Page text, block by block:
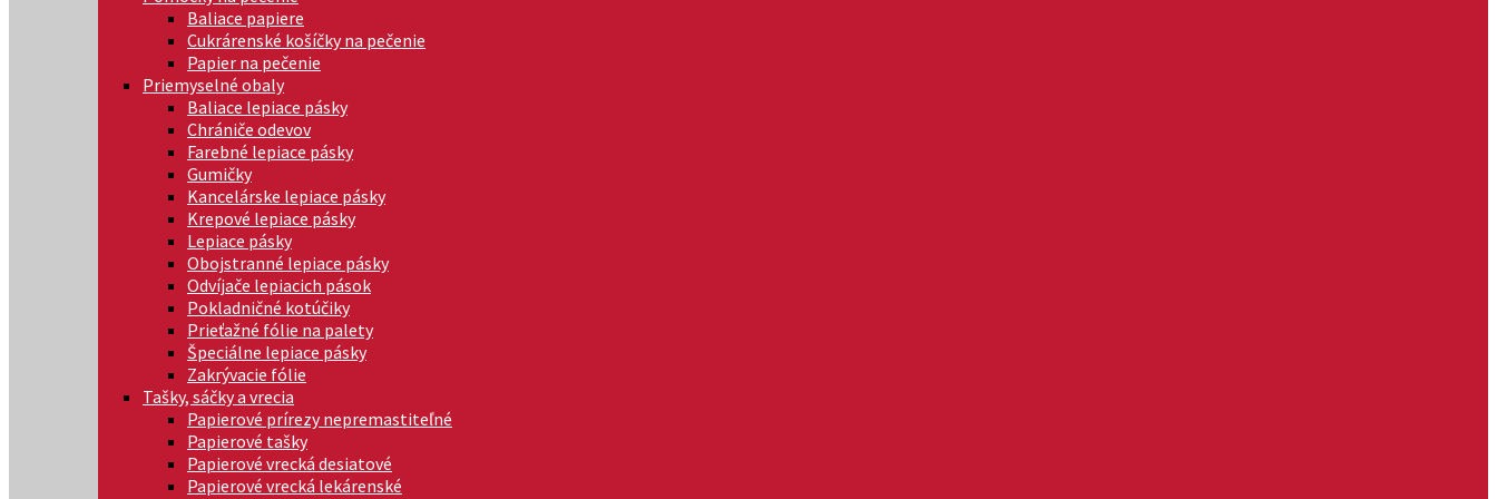
Baliace papiere
Cukrárenské košíčky na pečenie
Papier na pečenie
Priemyselné obaly
Baliace lepiace pásky
Chrániče odevov
Farebné lepiace pásky
Gumičky
Kancelárske lepiace pásky
Krepové lepiace pásky
Lepiace pásky
Obojstranné lepiace pásky
Odvíjače lepiacich pások
Pokladničné kotúčiky
Prieťažné fólie na palety
Špeciálne lepiace pásky
Zakrývacie fólie
Tašky, sáčky a vrecia
Papierové prírezy nepremastiteľné
Papierové tašky
Papierové vrecká desiatové
Papierové vrecká lekárenské